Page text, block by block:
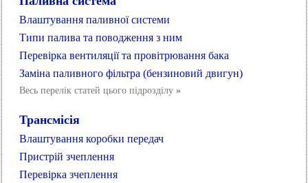
Влаштування паливної системи
Типи палива та поводження з ним
Перевірка вентиляції та провітрювання бака
Заміна паливного фільтра (бензиновий двигун)
Весь перелік статей цього підрозділу »
Трансмісія
Влаштування коробки передач
Пристрій зчеплення
Перевірка зчеплення